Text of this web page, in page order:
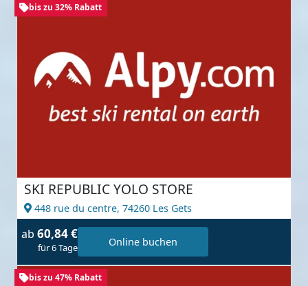
bis zu 32% Rabatt
SKI REPUBLIC YOLO STORE
448 rue du centre, 74260 Les Gets
ab 60,84 €
für 6 Tage Online buchen
bis zu 47% Rabatt